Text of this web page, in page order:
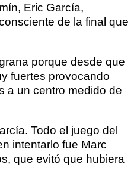
Eric García,
de la final que
porque desde que
fuertes provocando
a un centro medido de
Todo el juego del
intentarlo fue Marc
que evitó que hubiera